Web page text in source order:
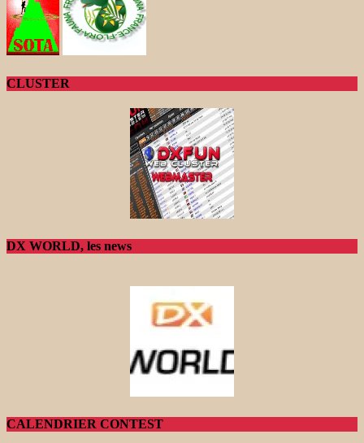
CLUSTER
DX WORLD, les news
CALENDRIER CONTEST